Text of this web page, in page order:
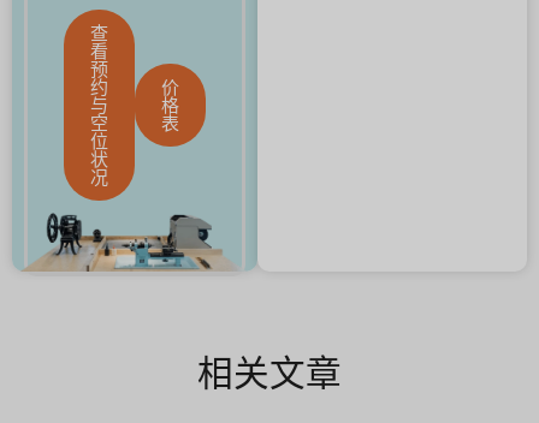
查
看
预
约
与
空
位
状
况
价
格
表
相关文章